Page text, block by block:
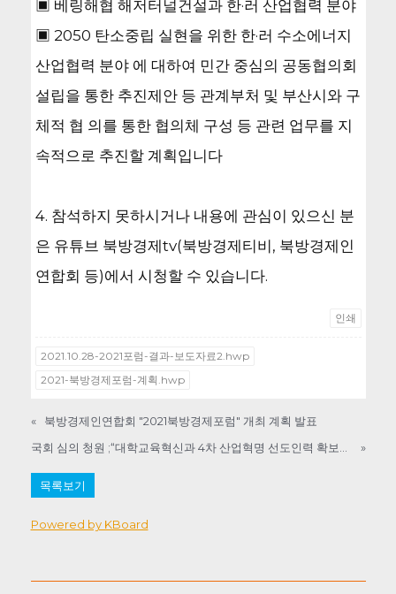
▣ 베링해협 해저터널건설과 한·러 산업협력 분야
▣ 2050 탄소중립 실현을 위한 한·러 수소에너지
산업협력 분야 에 대하여 민간 중심의 공동협의회
설립을 통한 추진제안 등 관계부처 및 부산시와 구
체적 협 의를 통한 협의체 구성 등 관련 업무를 지
속적으로 추진할 계획입니다
4. 참석하지 못하시거나 내용에 관심이 있으신 분
은 유튜브 북방경제tv(북방경제티비, 북방경제인
연합회 등)에서 시청할 수 있습니다.
인쇄
2021.10.28-2021포럼-결과-보도자료2.hwp
2021-북방경제포럼-계획.hwp
«
북방경제인연합회 "2021북방경제포럼" 개최 계획 발표
»
목록보기
Powered by KBoard